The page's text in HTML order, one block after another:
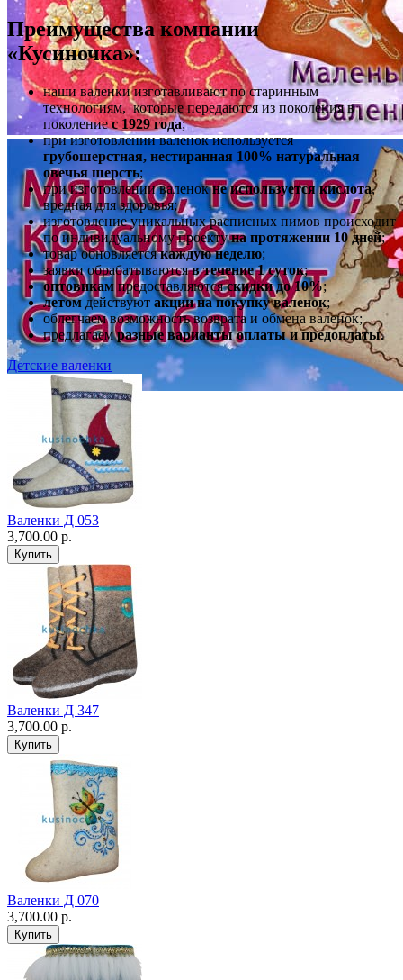
Преимущества компании
«Кусиночка»:
наши валенки изготавливают по старинным
технологиям, которые передаются из поколения в
поколениес 1929 года;
при изготовлении валенок используется
грубошерстная, нестиранная 100% натуральная
овечья шерсть;
при изготовлении валенокне используется кислота,
вредная для здоровья;
изготовление уникальных расписных пимов происходит
по индивидуальному проектуна протяжении 10 дней;
товар обновляетсякаждую неделю;
заявки обрабатываютсяв течение 1 суток;
оптовикам предоставляютсяскидки до 10%;
летомдействуют акции на покупку валенок;
облегчаем возможность возврата и обмена валенок;
предлагаемразные варианты оплаты и предоплаты.
Детские валенки
Валенки Д 053
3,700.00 р.
Валенки Д 347
3,700.00 р.
Валенки Д 070
3,700.00 р.